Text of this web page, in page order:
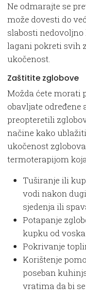
Ne odmarajte se
može dovesti do
slabosti
lagani pokreti svih
ukočenost.
Zaštitite zglobove
Možda ćete morati
obavljate određene
preopteretili
načine kako
ukočenost
termoterapijom
Tuširanje ili
vodi nakon
sjedenja ili
Potapanje
kupku od voska.
Pokrivanje
Korištenje
poseban
vratima da bi